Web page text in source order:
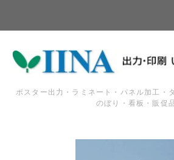
ポスター出力・ラミネート・パネル加工・
のぼり・看板・販促